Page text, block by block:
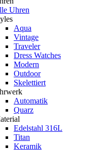
Uhren
Aqua
Vintage
Traveler
Dress Watches
Modern
Outdoor
Skelettiert
Automatik
Quarz
Edelstahl 316L
Titan
Keramik